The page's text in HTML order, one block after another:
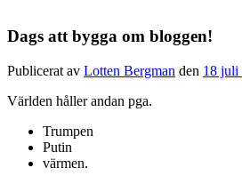
Dags att bygga om bloggen!
Publicerat av Lotten Bergman den 18 juli
Världen håller andan pga.
Trumpen
Putin
värmen.